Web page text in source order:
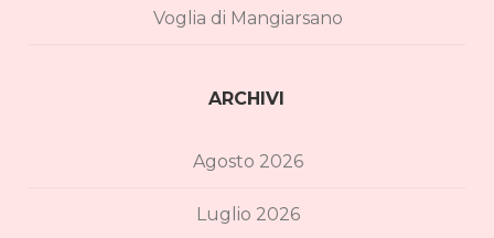
Voglia di Mangiarsano
ARCHIVI
Agosto 2026
Luglio 2026